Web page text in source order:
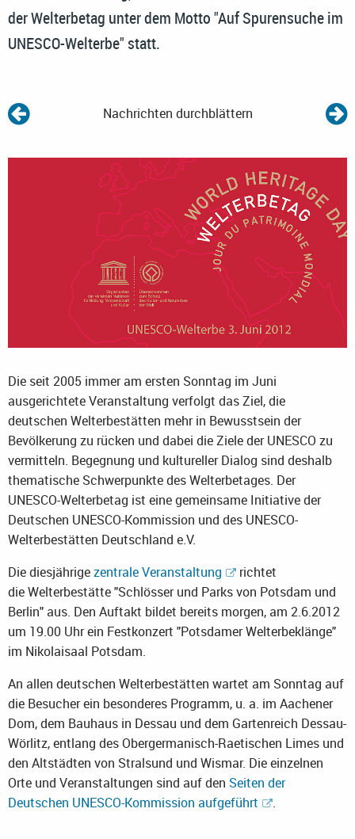
der Welterbetag unter dem Motto "Auf Spurensuche im
UNESCO-Welterbe" statt.
Nachrichten durchblättern
Die seit 2005 immer am ersten Sonntag im Juni
ausgerichtete Veranstaltung verfolgt das Ziel, die
deutschen Welterbestätten mehr in Bewusstsein der
Bevölkerung zu rücken und dabei die Ziele der UNESCO zu
vermitteln. Begegnung und kultureller Dialog sind deshalb
thematische Schwerpunkte des Welterbetages. Der
UNESCO-Welterbetag ist eine gemeinsame Initiative der
Deutschen UNESCO-Kommission und des UNESCO-
Welterbestätten Deutschland e.V.
Die diesjährigezentrale Veranstaltung
richtet
die Welterbestätte "Schlösser und Parks von Potsdam und
Berlin" aus. Den Auftakt bildet bereits morgen, am 2.6.2012
um 19.00 Uhr ein Festkonzert "Potsdamer Welterbeklänge"
im Nikolaisaal Potsdam.
An allen deutschen Welterbestätten wartet am Sonntag auf
die Besucher ein besonderes Programm, u. a. im Aachener
Dom, dem Bauhaus in Dessau und dem Gartenreich Dessau-
Wörlitz, entlang des Obergermanisch-Raetischen Limes und
den Altstädten von Stralsund und Wismar. Die einzelnen
Orte und Veranstaltungen sind auf den Seiten der
Deutschen UNESCO-Kommission aufgeführt
.